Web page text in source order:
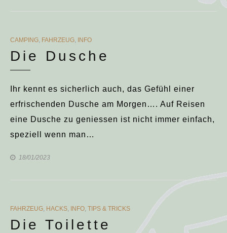
CATEGORIES
CAMPING, FAHRZEUG, INFO
Die Dusche
Ihr kennt es sicherlich auch, das Gefühl einer
erfrischenden Dusche am Morgen…. Auf Reisen
eine Dusche zu geniessen ist nicht immer einfach,
speziell wenn man…
18/01/2023
CATEGORIES
FAHRZEUG, HACKS, INFO, TIPS & TRICKS
Die Toilette